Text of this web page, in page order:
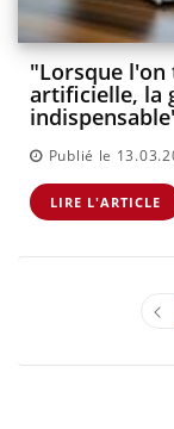
"Lorsque l'on
artificielle, la
Publié le
LIRE L'ARTICLE